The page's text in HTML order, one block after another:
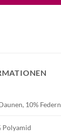
10% Federn
Polyamid